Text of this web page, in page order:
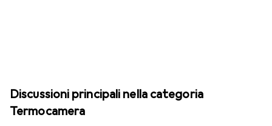
Discussioni principali nella categoria
Termocamera